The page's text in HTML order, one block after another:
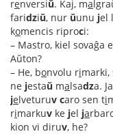
renversiŭ. Kaj, ma
faridziŭ, nur ŭunu jel
komencis riproci:
– Mastro, kiel sovaĝa
Aŭton?
– He, bonvolu rimarki,
ne jestaŭ malsadza. Ja
jelveturuv caro sen ti
rimarkuv ke jel ja
kion vi diruv, he?